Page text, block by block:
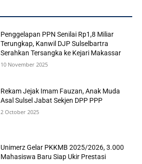
Penggelapan PPN Senilai Rp1,8 Miliar
Terungkap, Kanwil DJP Sulselbartra
Serahkan Tersangka ke Kejari Makassar
10 November 2025
Rekam Jejak Imam Fauzan, Anak Muda
Asal Sulsel Jabat Sekjen DPP PPP
2 October 2025
Unimerz Gelar PKKMB 2025/2026, 3.000
Mahasiswa Baru Siap Ukir Prestasi